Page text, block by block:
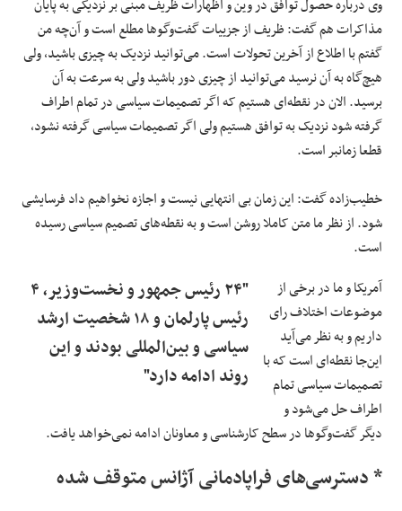
وی درباره حصول توافق در وین و اظهارات ظریف مبنی بر نزدیکی به پایان
مذاکرات هم گفت: ظریف از جزییات گفت‌وگوها مطلع است و آن‌چه من
گفتم با اطلاع از آخرین تحولات است. می‌توانید نزدیک به چیزی باشید، ولی
هیچ‌گاه به آن نرسید می‌توانید از چیزی دور باشید ولی به سرعت به آن
برسید. الان در نقطه‌ای هستیم که اگر تصمیمات سیاسی در تمام اطراف
گرفته شود نزدیک به توافق هستیم ولی اگر تصمیمات سیاسی گرفته نشود،
قطعا زمانبر است.
خطیب‌زاده گفت: این زمان بی انتهایی نیست و اجازه نخواهیم داد فرسایشی
شود. از نظر ما متن کاملا روشن است و به نقطه‌های تصمیم سیاسی رسیده
است.
"۲۴ رئیس جمهور و نخست‌وزیر، ۴
رئیس پارلمان و ۱۸ شخصیت ارشد
سیاسی و بین‌المللی بودند و این
روند ادامه دارد"
آمریکا و ما در برخی از
موضوعات اختلاف رای
داریم و به نظر می‌آید
این‌جا نقطه‌ای است که با
تصمیمات سیاسی تمام
اطراف حل می‌شود و
دیگر گفت‌وگوها در سطح کارشناسی و معاونان ادامه نمی‌خواهد یافت.
* دسترسی‌های فراپادمانی آژانس متوقف شده